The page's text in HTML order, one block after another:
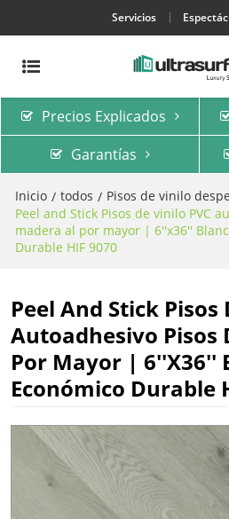
Servicios
Precios Explicados
Garantías
Inicio / todos / Pisos de vinilo
Peel and Stick Pisos de vinilo PVC
madera al por mayor | 6''x36''
Durable HIF 9070
Peel And Stick Pisos
Autoadhesivo Pisos
Por Mayor | 6''x36''
Económico Durable